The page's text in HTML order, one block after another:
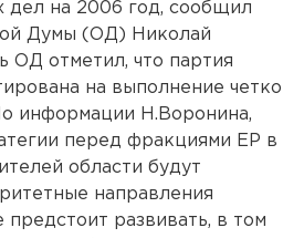
дел на 2006 год, сообщил
Думы (ОД) Николай
ОД отметил, что партия
на выполнение четко
информации Н.Воронина,
перед фракциями ЕР в
области будут
направления
предстоит развивать, в том